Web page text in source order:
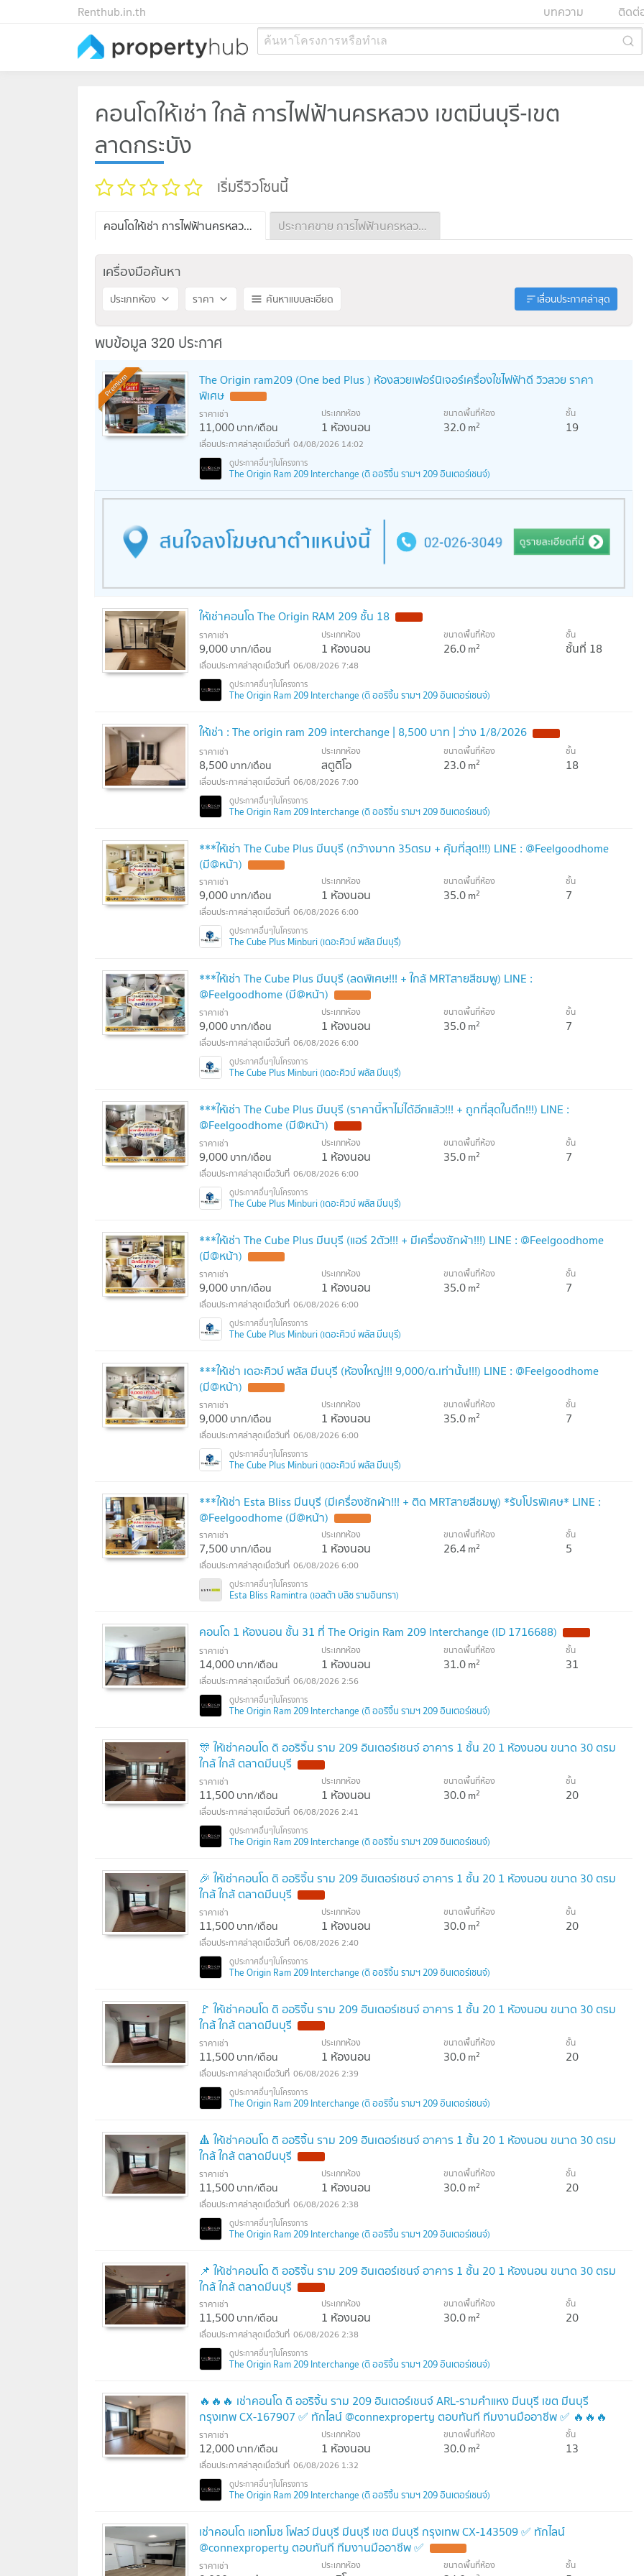
ติดต่
บทความ
Renthub.in.th
ค้นหาโครงการหรือทำเล
คอนโดให้เช่า ใกล้ การไฟฟ้านครหลวง เขตมีนบุรี-เขต
ลาดกระบัง
เริ่มรีวิวโซนนี้
คอนโดให้เช่า การไฟฟ้านครหลวง เขตมีนบุรี-เขตลาดกระบัง ประกาศขาย การไฟฟ้านครหลวง เขตมีนบุรี-เขตลาดกระบัง
เครื่องมือค้นหา
ประเภทห้อง ราคา ค้นหาแบบละเอียด เลื่อนประกาศล่าสุด
พบข้อมูล 320 ประกาศ
Premium
The Origin ram209 (One bed Plus ) ห้องสวยเฟอร์นิเจอร์เครื่องใชไฟฟ้าดี วิวสวย ราคา
พิเศษ
ราคาเช่า
11,000บาท/เดือน
ประเภทห้อง
1 ห้องนอน
ขนาดพื้นที่ห้อง
32.0m2
ชั้น
19
04/08/2026 14:02
The Origin Ram 209 Interchange (ดิ ออริจิ้น รามฯ 209 อินเตอร์เชนจ์)
ให้เช่าคอนโด The Origin RAM 209 ชั้น 18
ราคาเช่า
9,000บาท/เดือน
ประเภทห้อง
1 ห้องนอน
ขนาดพื้นที่ห้อง
26.0m2
ชั้น
ชั้นที่ 18
06/08/2026 7:48
The Origin Ram 209 Interchange (ดิ ออริจิ้น รามฯ 209 อินเตอร์เชนจ์)
ให้เช่า : The origin ram 209 interchange | 8,500 บาท | ว่าง 1/8/2026
ราคาเช่า
8,500บาท/เดือน
ประเภทห้อง
สตูดิโอ
ขนาดพื้นที่ห้อง
23.0m2
ชั้น
18
06/08/2026 7:00
The Origin Ram 209 Interchange (ดิ ออริจิ้น รามฯ 209 อินเตอร์เชนจ์)
***ให้เช่า The Cube Plus มีนบุรี (กว้างมาก 35ตรม + คุ้มที่สุด!!!) LINE : @Feelgoodhome
(มี@หน้า)
ราคาเช่า
9,000บาท/เดือน
ประเภทห้อง
1 ห้องนอน
ขนาดพื้นที่ห้อง
35.0m2
ชั้น
7
06/08/2026 6:00
The Cube Plus Minburi (เดอะคิวบ์ พลัส มีนบุรี)
***ให้เช่า The Cube Plus มีนบุรี (ลดพิเศษ!!! + ใกล้ MRTสายสีชมพู) LINE :
@Feelgoodhome (มี@หน้า)
ราคาเช่า
9,000บาท/เดือน
ประเภทห้อง
1 ห้องนอน
ขนาดพื้นที่ห้อง
35.0m2
ชั้น
7
06/08/2026 6:00
The Cube Plus Minburi (เดอะคิวบ์ พลัส มีนบุรี)
***ให้เช่า The Cube Plus มีนบุรี (ราคานี้หาไม่ได้อีกแล้ว!!! + ถูกที่สุดในตึก!!!) LINE :
@Feelgoodhome (มี@หน้า)
ราคาเช่า
9,000บาท/เดือน
ประเภทห้อง
1 ห้องนอน
ขนาดพื้นที่ห้อง
35.0m2
ชั้น
7
06/08/2026 6:00
The Cube Plus Minburi (เดอะคิวบ์ พลัส มีนบุรี)
***ให้เช่า The Cube Plus มีนบุรี (แอร์ 2ตัว!!! + มีเครื่องซักผ้า!!!) LINE : @Feelgoodhome
(มี@หน้า)
ราคาเช่า
9,000บาท/เดือน
ประเภทห้อง
1 ห้องนอน
ขนาดพื้นที่ห้อง
35.0m2
ชั้น
7
06/08/2026 6:00
The Cube Plus Minburi (เดอะคิวบ์ พลัส มีนบุรี)
***ให้เช่า เดอะคิวบ์ พลัส มีนบุรี (ห้องใหญ่!!! 9,000/ด.เท่านั้น!!!) LINE : @Feelgoodhome
(มี@หน้า)
ราคาเช่า
9,000บาท/เดือน
ประเภทห้อง
1 ห้องนอน
ขนาดพื้นที่ห้อง
35.0m2
ชั้น
7
06/08/2026 6:00
The Cube Plus Minburi (เดอะคิวบ์ พลัส มีนบุรี)
***ให้เช่า Esta Bliss มีนบุรี (มีเครื่องซักผ้า!!! + ติด MRTสายสีชมพู) *รับโปรพิเศษ* LINE :
@Feelgoodhome (มี@หน้า)
ราคาเช่า
7,500บาท/เดือน
ประเภทห้อง
1 ห้องนอน
ขนาดพื้นที่ห้อง
26.4m2
ชั้น
5
06/08/2026 6:00
Esta Bliss Ramintra (เอสต้า บลิซ รามอินทรา)
คอนโด 1 ห้องนอน ชั้น 31 ที่ The Origin Ram 209 Interchange (ID 1716688)
ราคาเช่า
14,000บาท/เดือน
ประเภทห้อง
1 ห้องนอน
ขนาดพื้นที่ห้อง
31.0m2
ชั้น
31
06/08/2026 2:56
The Origin Ram 209 Interchange (ดิ ออริจิ้น รามฯ 209 อินเตอร์เชนจ์)
🎊 ให้เช่าคอนโด ดิ ออริจิ้น ราม 209 อินเตอร์เชนจ์ อาคาร 1 ชั้น 20 1 ห้องนอน ขนาด 30 ตรม
ใกล้ ใกล้ ตลาดมีนบุรี
ราคาเช่า
11,500บาท/เดือน
ประเภทห้อง
1 ห้องนอน
ขนาดพื้นที่ห้อง
30.0m2
ชั้น
20
06/08/2026 2:41
The Origin Ram 209 Interchange (ดิ ออริจิ้น รามฯ 209 อินเตอร์เชนจ์)
🎉 ให้เช่าคอนโด ดิ ออริจิ้น ราม 209 อินเตอร์เชนจ์ อาคาร 1 ชั้น 20 1 ห้องนอน ขนาด 30 ตรม
ใกล้ ใกล้ ตลาดมีนบุรี
ราคาเช่า
11,500บาท/เดือน
ประเภทห้อง
1 ห้องนอน
ขนาดพื้นที่ห้อง
30.0m2
ชั้น
20
06/08/2026 2:40
The Origin Ram 209 Interchange (ดิ ออริจิ้น รามฯ 209 อินเตอร์เชนจ์)
🚩 ให้เช่าคอนโด ดิ ออริจิ้น ราม 209 อินเตอร์เชนจ์ อาคาร 1 ชั้น 20 1 ห้องนอน ขนาด 30 ตรม
ใกล้ ใกล้ ตลาดมีนบุรี
ราคาเช่า
11,500บาท/เดือน
ประเภทห้อง
1 ห้องนอน
ขนาดพื้นที่ห้อง
30.0m2
ชั้น
20
06/08/2026 2:39
The Origin Ram 209 Interchange (ดิ ออริจิ้น รามฯ 209 อินเตอร์เชนจ์)
🔺 ให้เช่าคอนโด ดิ ออริจิ้น ราม 209 อินเตอร์เชนจ์ อาคาร 1 ชั้น 20 1 ห้องนอน ขนาด 30 ตรม
ใกล้ ใกล้ ตลาดมีนบุรี
ราคาเช่า
11,500บาท/เดือน
ประเภทห้อง
1 ห้องนอน
ขนาดพื้นที่ห้อง
30.0m2
ชั้น
20
06/08/2026 2:38
The Origin Ram 209 Interchange (ดิ ออริจิ้น รามฯ 209 อินเตอร์เชนจ์)
📌 ให้เช่าคอนโด ดิ ออริจิ้น ราม 209 อินเตอร์เชนจ์ อาคาร 1 ชั้น 20 1 ห้องนอน ขนาด 30 ตรม
ใกล้ ใกล้ ตลาดมีนบุรี
ราคาเช่า
11,500บาท/เดือน
ประเภทห้อง
1 ห้องนอน
ขนาดพื้นที่ห้อง
30.0m2
ชั้น
20
06/08/2026 2:38
The Origin Ram 209 Interchange (ดิ ออริจิ้น รามฯ 209 อินเตอร์เชนจ์)
🔥🔥🔥 เช่าคอนโด ดิ ออริจิ้น ราม 209 อินเตอร์เชนจ์ ARL-รามคำแหง มีนบุรี เขต มีนบุรี
กรุงเทพ CX-167907 ✅ ทักไลน์ @connexproperty ตอบทันที ทีมงานมืออาชีพ ✅ 🔥🔥🔥
NEW !
ราคาเช่า
12,000บาท/เดือน
ประเภทห้อง
1 ห้องนอน
ขนาดพื้นที่ห้อง
30.0m2
ชั้น
13
06/08/2026 1:32
The Origin Ram 209 Interchange (ดิ ออริจิ้น รามฯ 209 อินเตอร์เชนจ์)
เช่าคอนโด แอทโมซ โฟลว์ มีนบุรี มีนบุรี เขต มีนบุรี กรุงเทพ CX-143509 ✅ ทักไลน์
@connexproperty ตอบทันที ทีมงานมืออาชีพ ✅
ราคาเช่า ประเภทห้อง ขนาดพื้นที่ห้อง ชั้น